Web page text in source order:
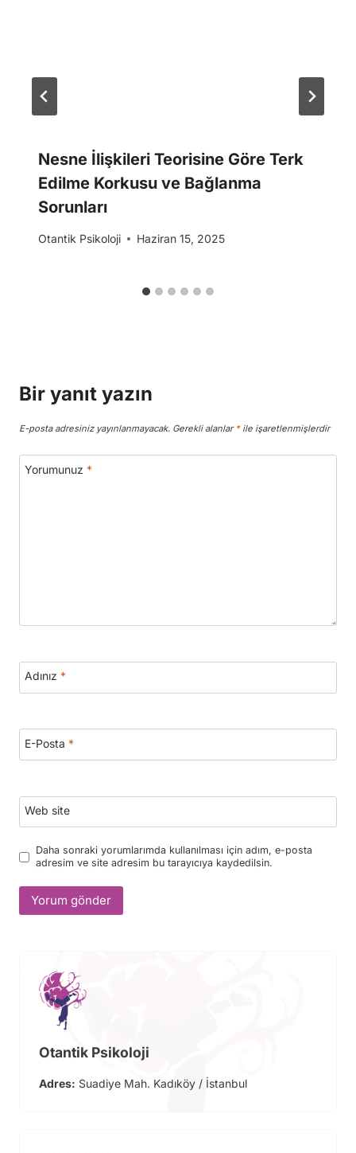
Nesne İlişkileri Teorisine Göre Terk
Edilme Korkusu ve Bağlanma
Sorunları
Otantik Psikoloji Haziran 15, 2025
Bir yanıt yazın
E-posta adresiniz yayınlanmayacak. Gerekli alanlar *ile işaretlenmişlerdir
Yorumunuz *
Adınız *
E-Posta *
Web site
Daha sonraki yorumlarımda kullanılması için adım, e-posta
adresim ve site adresim bu tarayıcıya kaydedilsin.
Otantik Psikoloji
Adres: Suadiye Mah. Kadıköy / İstanbul